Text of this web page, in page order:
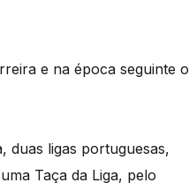
e na época seguinte o
duas ligas portuguesas,
Taça da Liga, pelo